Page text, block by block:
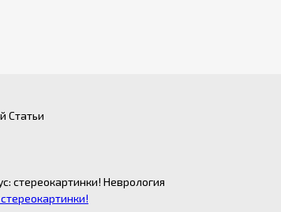
Статьи
Неврология